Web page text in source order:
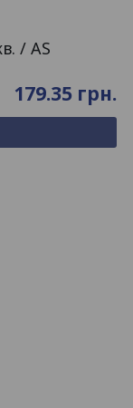
/ AS
179.35 грн.